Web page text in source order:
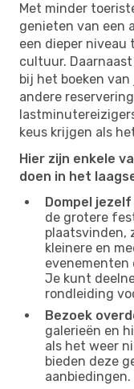
Met minder
genieten van een
een dieper niveau
cultuur.
bij het boeken
andere
keus krijgen als
Hier zijn enkele
doen in het
Dompel
de grotere
plaatsvinden,
kleinere en
evenementen
Je kunt
rondleiding
Bezoek
galerieën en
als het weer
bieden deze
aanbiedingen.